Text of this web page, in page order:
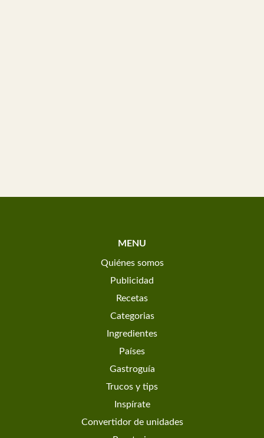
MENU
Quiénes somos
Publicidad
Recetas
Categorias
Ingredientes
Países
Gastroguía
Trucos y tips
Inspírate
Convertidor de unidades